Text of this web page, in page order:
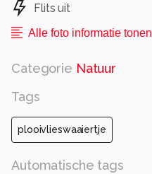
Flits uit
Alle foto informatie tonen
Categorie Natuur
Tags
plooivlieswaaiertje
Automatische tags